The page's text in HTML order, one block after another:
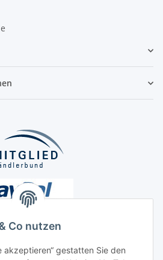
Co nutzen
akzeptieren“ gestatten Sie den